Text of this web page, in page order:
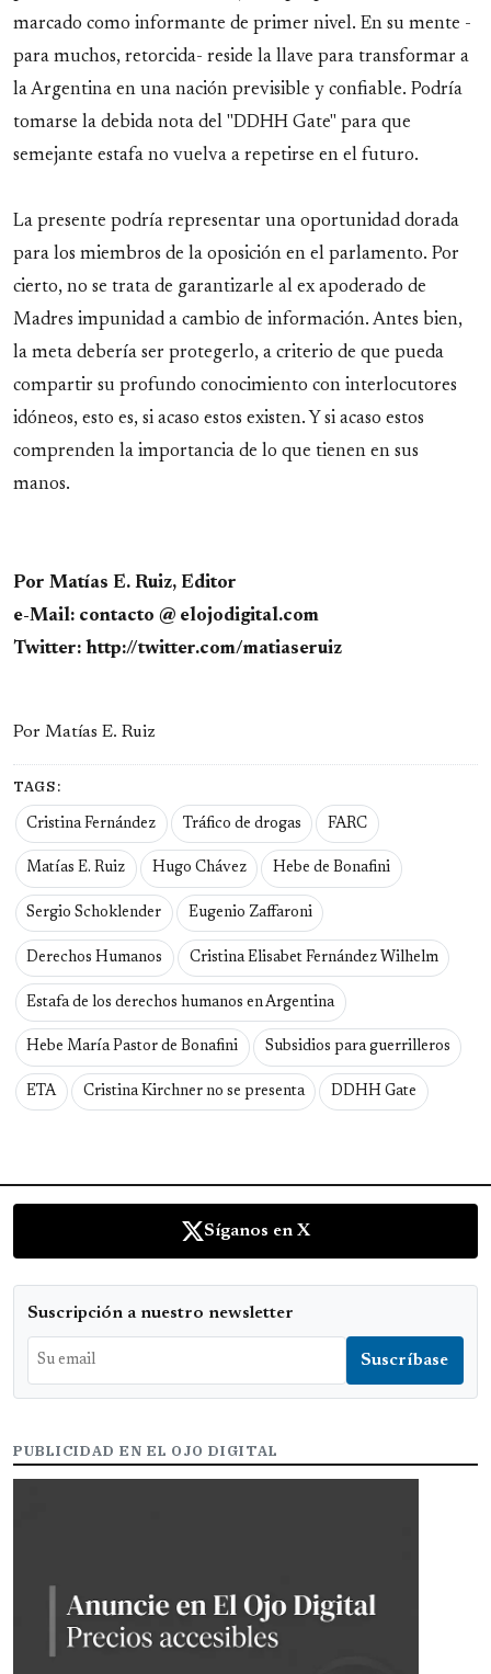
marcado como informante de primer nivel. En su mente -
para muchos, retorcida- reside la llave para transformar a
la Argentina en una nación previsible y confiable. Podría
tomarse la debida nota del "DDHH Gate" para que
semejante estafa no vuelva a repetirse en el futuro.
La presente podría representar una oportunidad dorada
para los miembros de la oposición en el parlamento. Por
cierto, no se trata de garantizarle al ex apoderado de
Madres impunidad a cambio de información. Antes bien,
la meta debería ser protegerlo, a criterio de que pueda
compartir su profundo conocimiento con interlocutores
idóneos, esto es, si acaso estos existen. Y si acaso estos
comprenden la importancia de lo que tienen en sus
manos.
Por Matías E. Ruiz, Editor
e-Mail: contacto @ elojodigital.com
Twitter: http://twitter.com/matiaseruiz
Por Matías E. Ruiz
TAGS:
Cristina Fernández Tráfico de drogas FARC
Matías E. Ruiz Hugo Chávez Hebe de Bonafini
Sergio Schoklender Eugenio Zaffaroni
Derechos Humanos Cristina Elisabet Fernández Wilhelm
Estafa de los derechos humanos en Argentina
Hebe María Pastor de Bonafini Subsidios para guerrilleros
ETA Cristina Kirchner no se presenta DDHH Gate
Síganos en X
Suscripción a nuestro newsletter
PUBLICIDAD EN EL OJO DIGITAL